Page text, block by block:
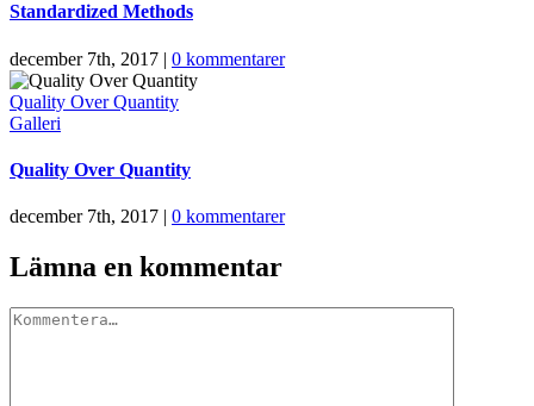
Standardized Methods
december 7th, 2017 | 0 kommentarer
Quality Over Quantity
Galleri
Quality Over Quantity
december 7th, 2017 | 0 kommentarer
Lämna en kommentar
Kommentar